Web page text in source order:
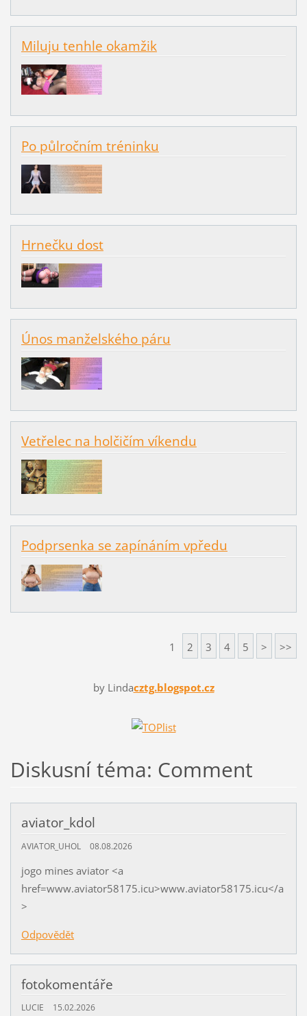
Miluju tenhle okamžik
Po půlročním tréninku
Hrnečku dost
Únos manželského páru
Vetřelec na holčičím víkendu
Podprsenka se zapínáním vpředu
1 2 3 4 5 > >>
by Lindacztg.blogspot.cz
Diskusní téma: Comment
aviator_kdol
AVIATOR_UHOL 08.08.2026
jogo mines aviator <a
href=www.aviator58175.icu>www.aviator58175.icu</a
>
Odpovědět
fotokomentáře
LUCIE 15.02.2026